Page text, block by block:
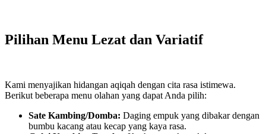
Pilihan Menu Lezat dan Variatif
Kami menyajikan hidangan aqiqah dengan cita rasa istimewa.
Berikut beberapa menu olahan yang dapat Anda pilih:
Sate Kambing/Domba: Daging empuk yang dibakar dengan
bumbu kacang atau kecap yang kaya rasa.